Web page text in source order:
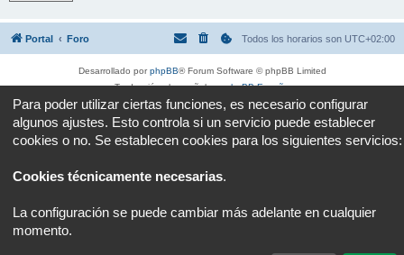
Portal Foro Todos los horarios son UTC+02:00
Desarrollado porphpBB® Forum Software © phpBB Limited
Traducción al español porphpBB España
Privacidad|Condiciones
Para poder utilizar ciertas funciones, es necesario configurar
algunos ajustes. Esto controla si un servicio puede establecer
cookies o no. Se establecen cookies para los siguientes servicios:
Cookies técnicamente necesarias.
La configuración se puede cambiar más adelante en cualquier
momento.